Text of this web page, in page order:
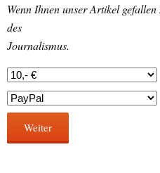
Wenn Ihnen unser Artikel
des
Journalismus.
Weiter